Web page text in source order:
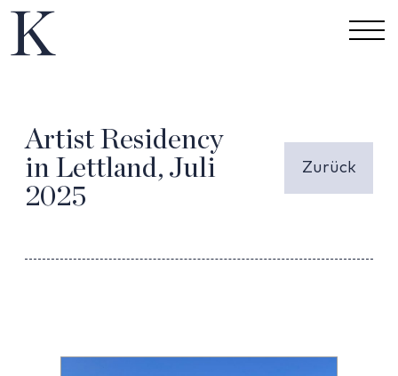
Artist Residency
in Lettland, Juli
2025
Zurück